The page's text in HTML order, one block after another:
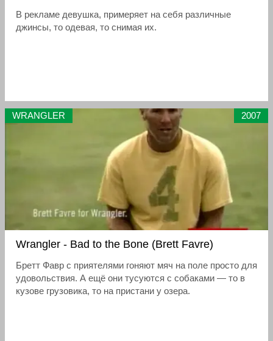
В рекламе девушка, примеряет на себя различные
джинсы, то одевая, то снимая их.
WRANGLER 2007
Wrangler - Bad to the Bone (Brett Favre)
Бретт Фавр с приятелями гоняют мяч на поле просто для
удовольствия. А ещё они тусуются с собаками — то в
кузове грузовика, то на пристани у озера.